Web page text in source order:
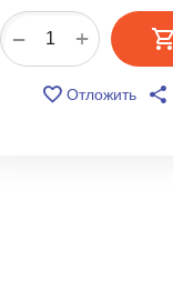
+
−
Отложить